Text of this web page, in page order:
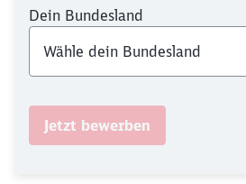
Dein Bundesland
Jetzt bewerben